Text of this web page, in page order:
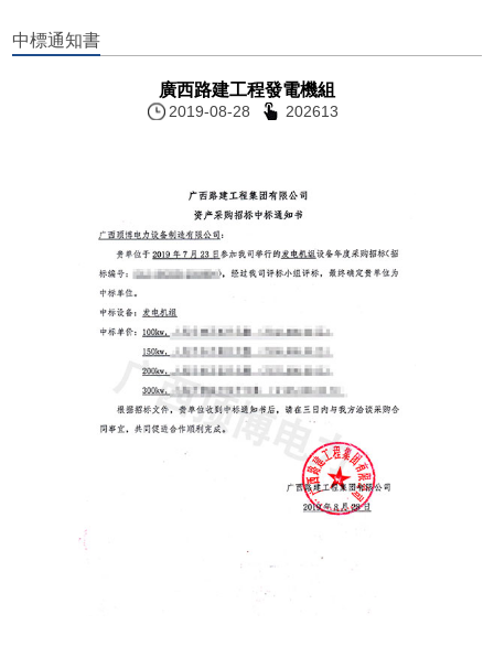
中標通知書
廣西路建工程發電機組
2019-08-28 202613